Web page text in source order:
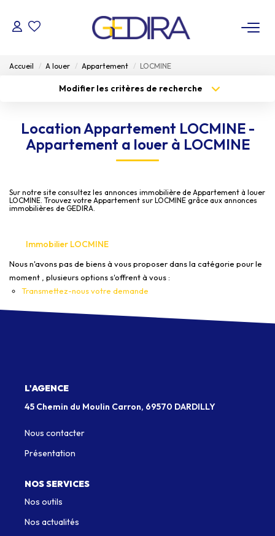
ACHETER
ESTIMER
Administrateur De Biens
NOTRE AGENCE
Qui Sommes-Nous
Notre Équipe
Accueil A louer Appartement LOCMINE
Modifier les critères de recherche
Sélectionnez...
Type de bien
Surface min
Créer une alerte
Location Appartement LOCMINE -
Appartement a louer à LOCMINE
Sur notre site consultez les annonces immobilière de Appartement à louer
LOCMINE. Trouvez votre Appartement sur LOCMINE grâce aux annonces
immobilières de GEDIRA.
Immobilier LOCMINE
Nous n'avons pas de biens à vous proposer dans la catégorie pour le
moment , plusieurs options s'offrent à vous :
Transmettez-nous votre demande
L'AGENCE
45 Chemin du Moulin Carron, 69570 DARDILLY
Nous contacter
Présentation
NOS SERVICES
Nos outils
Nos actualités